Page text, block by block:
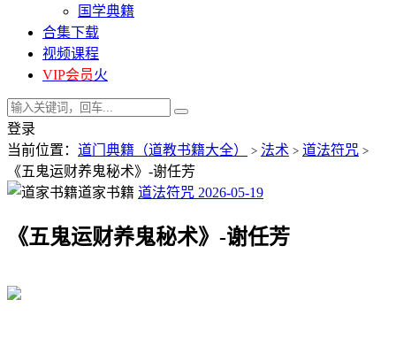
国学典籍
合集下载
视频课程
VIP会员火
登录
当前位置： 道门典籍（道教书籍大全） > 法术 > 道法符咒 >
《五鬼运财养鬼秘术》-谢任芳
道家书籍 道法符咒 2026-05-19
《五鬼运财养鬼秘术》-谢任芳